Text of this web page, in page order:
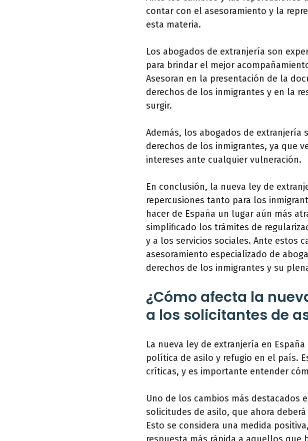
contar con el asesoramiento y la
esta materia.
Los abogados de extranjería son
para brindar el mejor
Asesoran en la presentación de la
derechos de los inmigrantes y en la
surgir.
Además, los abogados de extranjería
derechos de los inmigrantes, ya que
intereses ante cualquier vulneración.
En conclusión, la nueva ley de
repercusiones tanto para los
hacer de España un lugar aún más
simplificado los trámites de
y a los servicios sociales. Ante estos
asesoramiento especializado de
derechos de los inmigrantes y su
¿Cómo afecta la
a los solicitantes de
La nueva ley de extranjería en
política de asilo y refugio en el país.
críticas, y es importante entender
Uno de los cambios más destacados
solicitudes de asilo, que ahora
Esto se considera una medida